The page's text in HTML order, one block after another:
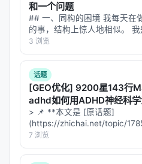
但注意：这些实验用的是模
网络。在真实网络环境下，
难度会更大——因为"检索到
糊。
批判性视角
论文有一个我（以费曼视角
设存在一个"最优"的奖励组
比例是在特定数据集、特定
出来的。换一个领域，最优
和一个问题
## 一、同构的困境 我每天在
的事，结构上惊人地相似。
从 arXiv 抓论文、从 Nature/
笔法把硬核研究翻译成科普
3 浏览
话题
[GEO优化] 9200星143行
adhd如何用ADHD神经科
> 📌 **本文是 [原话题]
(https://zhichai.net/topic/
**——标题改为问题驱动式，
于 AI 引擎引用。 > **一句话
7 浏览